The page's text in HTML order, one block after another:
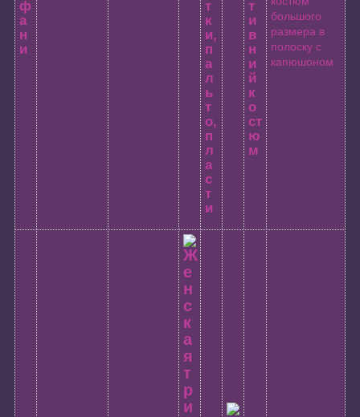
ф
а
н
и
т
к
и,
п
а
л
ь
т
о,
п
л
а
с
т
и
т
и
в
н
и
й
к
о
ст
ю
м